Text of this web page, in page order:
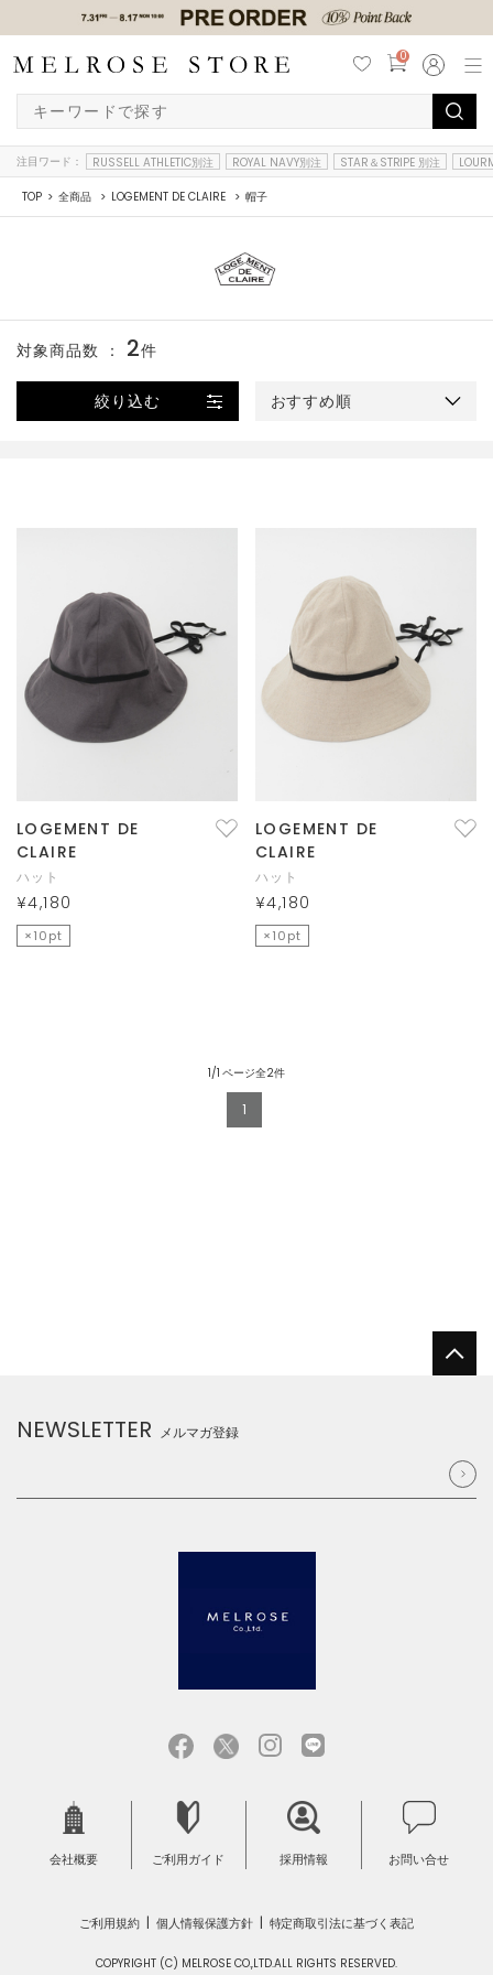
0
注目ワード： RUSSELL ATHLETIC別注 ROYAL NAVY別注 STAR＆STRIPE 別注
TOP 全商品 LOGEMENT DE CLAIRE 帽子
絞り込む おすすめ順
対象商品数 ： 2件
LOGEMENT DE
CLAIRE
ハット
¥4,180
×10pt
LOGEMENT DE
CLAIRE
ハット
¥4,180
×10pt
1/1 ページ全2件
1
NEWSLETTER メルマガ登録
会社概要 ご利用ガイド 採用情報 お問い合せ
ご利用規約 個人情報保護方針 特定商取引法に基づく表記
COPYRIGHT (C) MELROSE CO.,LTD.ALL RIGHTS RESERVED.